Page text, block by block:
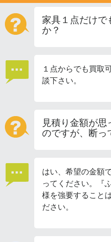
家具１点だけで
か？
１点からでも買取
談下さい。
見積り金額が
のですが、断っ
はい、希望の金額
ってください。『
様を強要すること
ださい。